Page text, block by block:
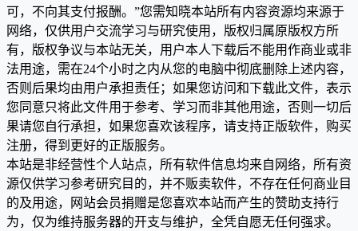
可，不向其支付报酬。”您需知晓本站所有内容资源均来源于
网络，仅供用户交流学习与研究使用，版权归属原版权方所
有，版权争议与本站无关，用户本人下载后不能用作商业或非
法用途，需在24个小时之内从您的电脑中彻底删除上述内容，
否则后果均由用户承担责任；如果您访问和下载此文件，表示
您同意只将此文件用于参考、学习而非其他用途，否则一切后
果请您自行承担，如果您喜欢该程序，请支持正版软件，购买
注册，得到更好的正版服务。
本站是非经营性个人站点，所有软件信息均来自网络，所有资
源仅供学习参考研究目的，并不贩卖软件，不存在任何商业目
的及用途，网站会员捐赠是您喜欢本站而产生的赞助支持行
为，仅为维持服务器的开支与维护，全凭自愿无任何强求。